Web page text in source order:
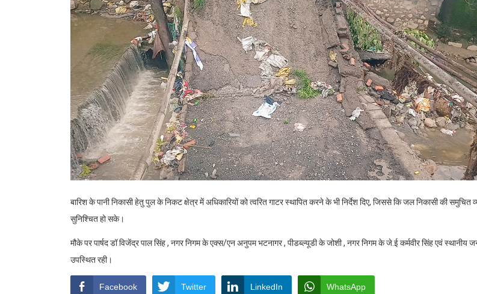
बारिश के पानी निकासी हेतु पुल के निकट क्षेत्र में अधिकारियों को त्वरित गाटर स्थापित करने के भी निर्देश दिए, जिससे कि जल निकासी की समुचित
सुनिश्चित हो सके।
मौके पर पार्षद डॉ विजेंद्र पाल सिंह , नगर निगम के एक्स/एन अनुपम भटनागर , पीडब्ल्यूडी के जोशी , नगर निगम के जे.ई कर्मवीर सिंह एवं स्थानीय
उपस्थित रही।
Facebook Twitter LinkedIn WhatsApp